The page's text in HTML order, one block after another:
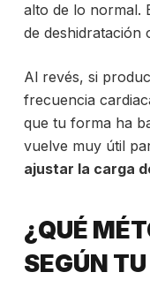
alto de lo normal.
de deshidratación
Al revés, si
frecuencia
que tu forma ha
vuelve muy útil
ajustar la carga
¿QUÉ
SEGÚN